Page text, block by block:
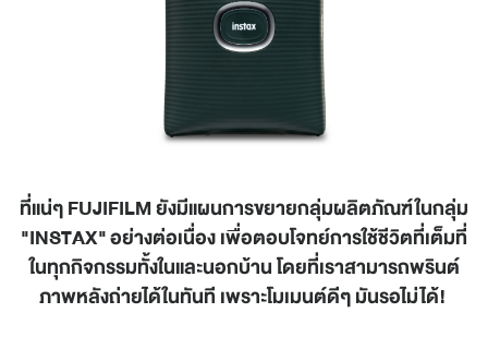
ที่แน่ๆ FUJIFILM ยังมีแผนการขยายกลุ่มผลิตภัณฑ์ในกลุ่ม
"INSTAX" อย่างต่อเนื่อง เพื่อตอบโจทย์การใช้ชีวิตที่เต็มที่
ในทุกกิจกรรมทั้งในและนอกบ้าน โดยที่เราสามารถพรินต์
ภาพหลังถ่ายได้ในทันที เพราะโมเมนต์ดีๆ มันรอไม่ได้!